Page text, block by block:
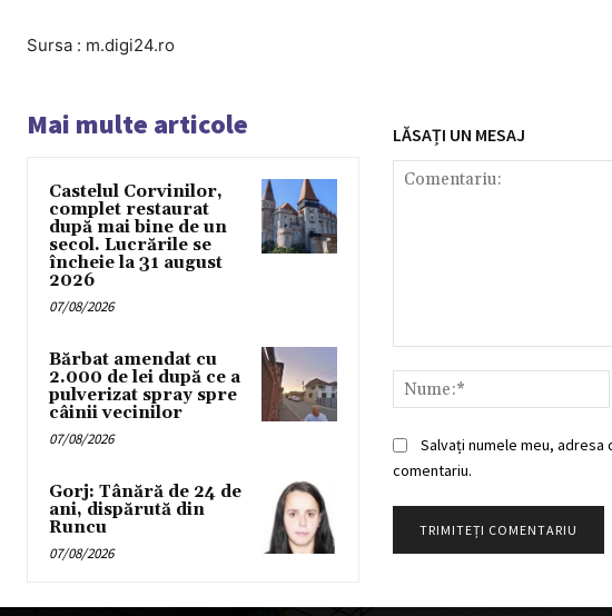
Sursa : m.digi24.ro
Mai multe articole
Castelul Corvinilor,
complet restaurat
după mai bine de un
secol. Lucrările se
încheie la 31 august
2026
07/08/2026
Bărbat amendat cu
2.000 de lei după ce a
pulverizat spray spre
câinii vecinilor
07/08/2026
Gorj: Tânără de 24 de
ani, dispărută din
Runcu
07/08/2026
LĂSAȚI UN MESAJ
Salvați numele meu,
comentariu.